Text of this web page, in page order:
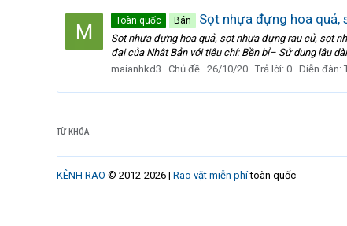
Toàn quốc Bán Sọt nhựa đựng hoa
Sọt nhựa đựng hoa quả, sọt nhựa đựng rau củ, sọt
đại của Nhật Bản với tiêu chí: Bền bỉ– Sử dụng lâu
maianhkd3
Chủ đề 26/10/20 Trả lời: 0 Diễn đàn:
TỪ KHÓA
KÊNH RAO © 2012-2026 | Rao vặt miễn phítoàn quốc